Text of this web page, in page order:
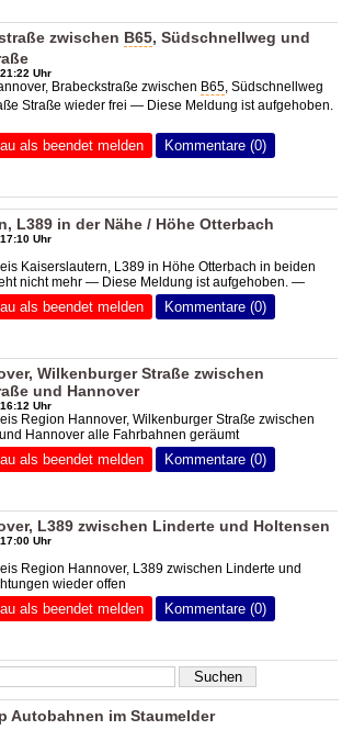
zwischen B65, Südschnellweg und
Uhr
Brabeckstraße zwischen B65, Südschnellweg
Straße wieder frei — Diese Meldung ist aufgehoben.
als beendet melden Kommentare (0)
L389 in der Nähe / Höhe Otterbach
Uhr
Kaiserslautern, L389 in Höhe Otterbach in beiden
nicht mehr — Diese Meldung ist aufgehoben. —
als beendet melden Kommentare (0)
Wilkenburger Straße zwischen
und Hannover
Uhr
Region Hannover, Wilkenburger Straße zwischen
Hannover alle Fahrbahnen geräumt
als beendet melden Kommentare (0)
L389 zwischen Linderte und Holtensen
Uhr
Region Hannover, L389 zwischen Linderte und
wieder offen
als beendet melden Kommentare (0)
Autobahnen im Staumelder